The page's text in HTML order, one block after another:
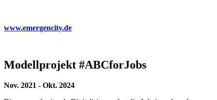
www.emergencity.de
Modellprojekt #ABCforJobs
Nov. 2021 - Okt. 2024